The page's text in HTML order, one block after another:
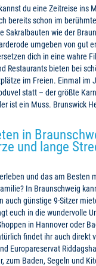
du eine Zeitreise ins
bereits schon im
Sakralbauten wie der
umgeben von gut
dich in eine wahre
Restaurants bieten bei
im Freien. Einmal im
statt – der größte
ist ein Muss. Brunswick
in
und lange
und das am Besten
In Braunschweig
auch günstige 9-Sitzer
euch in die wundervolle
in Hannover oder
findet ihr auch direkt
Europareservat
zum Baden, Segeln und